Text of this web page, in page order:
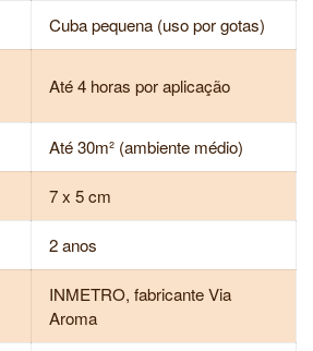
Cuba pequena (uso por gotas)
Até 4 horas por aplicação
Até 30m² (ambiente médio)
7 x 5 cm
2 anos
INMETRO, fabricante Via
Aroma